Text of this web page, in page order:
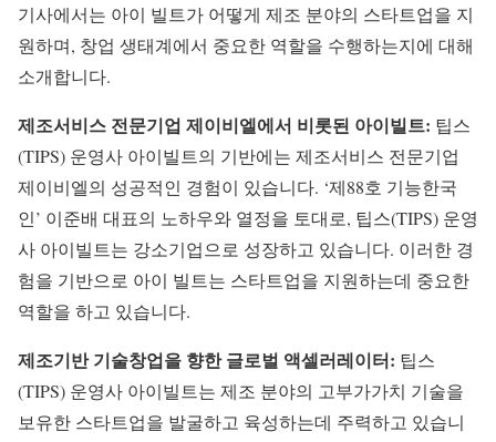
기사에서는 아이 빌트가 어떻게 제조 분야의 스타트업을 지
원하며, 창업 생태계에서 중요한 역할을 수행하는지에 대해
소개합니다.
제조서비스 전문기업 제이비엘에서 비롯된 아이빌트: 팁스
(TIPS) 운영사 아이빌트의 기반에는 제조서비스 전문기업
제이비엘의 성공적인 경험이 있습니다. ‘제88호 기능한국
인’ 이준배 대표의 노하우와 열정을 토대로, 팁스(TIPS) 운영
사 아이빌트는 강소기업으로 성장하고 있습니다. 이러한 경
험을 기반으로 아이 빌트는 스타트업을 지원하는데 중요한
역할을 하고 있습니다.
제조기반 기술창업을 향한 글로벌 액셀러레이터: 팁스
(TIPS) 운영사 아이빌트는 제조 분야의 고부가가치 기술을
보유한 스타트업을 발굴하고 육성하는데 주력하고 있습니